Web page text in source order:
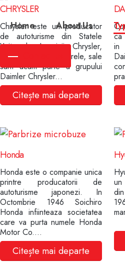
Home About Us
CHRYSLER
Chrysler este un producator
de autoturisme din Statele
Unite ale Americii. Chrysler,
impreuna cu subsidiarele, sale
sunt acum parte a grupului
Daimler Chrysler...
Citește mai departe
ca
in
Honda
Honda este o companie unica
printre producatorii de
autoturisme japonezi. In
Octombrie 1946 Soichiro
Honda infiinteaza societatea
care va purta numele Honda
Motor Co....
Citește mai departe